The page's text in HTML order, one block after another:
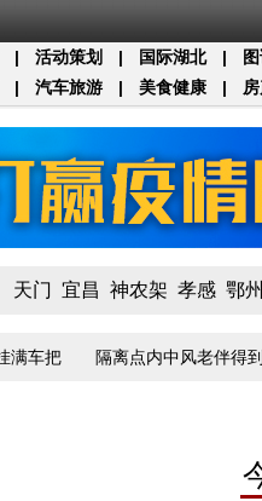
| 活动策划 | 国际湖北 |
| 汽车旅游 | 美食健康 |
天门 宜昌 神农架 孝感 鄂州
隔离点内中风老伴得到悉心照